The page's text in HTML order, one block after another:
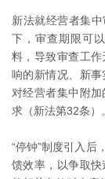
新法就经营者集
下，审查期限可
料，导致审查工
响的新情况、新
对经营者集中附
求（新法第32条）。
“停钟”制度引入后
馈效率，以争取